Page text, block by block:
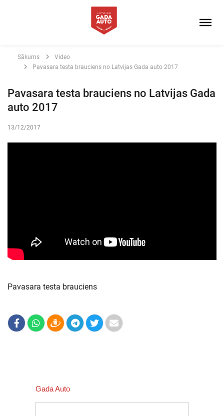
Sākums
Video
Pavasara testa brauciens no Latvijas Gada auto 2017
Pavasara testa brauciens no Latvijas Gada
auto 2017
13/12/2017
Pavasara testa brauciens
Gada Auto